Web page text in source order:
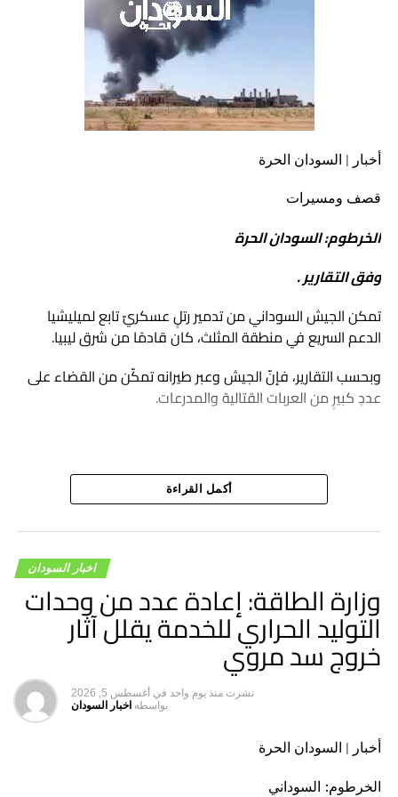
أخبار | السودان الحرة
قصف ومسيرات
الخرطوم: السودان الحرة
وفق التقارير .
تمكن الجيش السوداني من تدمير رتلٍ عسكريّ تابع لميليشيا
الدعم السريع في منطقة المثلث، كان قادمًا من شرق ليبيا.
وبحسب التقارير، فإنّ الجيش وعبر طيرانه تمكّن من القضاء على
عددٍ كبيرٍ من العربات القتالية والمدرعات.
أكمل القراءة
اخبار السودان
وزارة الطاقة: إعادة عدد من وحدات
التوليد الحراري للخدمة يقلل آثار
خروج سد مروي
نشرت منذ يوم واحد في أغسطس 5, 2026
بواسطه اخبار السودان
أخبار | السودان الحرة
الخرطوم: السوداني